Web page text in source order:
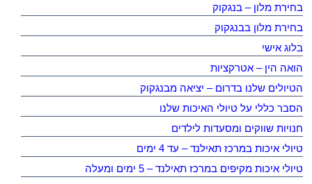
בחירת מלון – בנגקוק
בחירת מלון בבנגקוק
בלוג אישי
הואה הין – אטרקציות
הטיולים שלנו בדרום – יציאה מבנגקוק
הסבר כללי על טיולי האיכות שלנו
חנויות שווקים ומסעדות לילדים
טיולי איכות במרכז תאילנד – עד 4 ימים
טיולי איכות מקיפים במרכז תאילנד – 5 ימים ומעלה